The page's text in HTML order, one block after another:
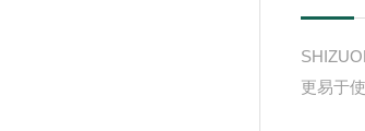
更易于